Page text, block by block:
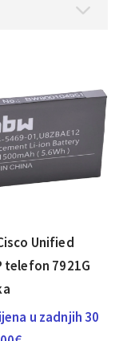
Unified
telefon 7921G
u zadnjih 30